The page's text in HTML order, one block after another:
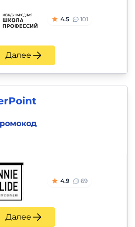
4.5 101
Далее
4.9 69
Далее